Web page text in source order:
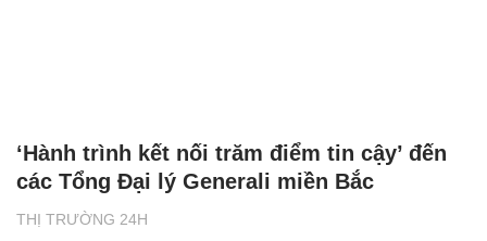
THỊ TRƯỜNG 24H
‘Hành trình kết nối trăm điểm tin cậy’ đến
các Tổng Đại lý Generali miền Bắc